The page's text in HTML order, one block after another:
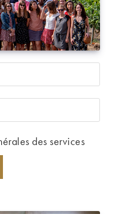
des services